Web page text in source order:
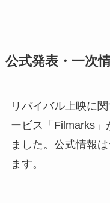
公式発表・一次
リバイバル上映に
ービス「Filmarks
ました。公式情報
ます。